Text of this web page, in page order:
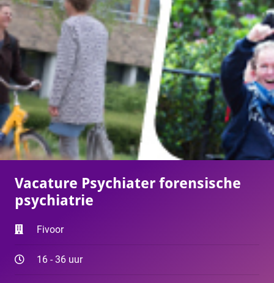
Vacature Psychiater forensische
psychiatrie
Fivoor
16 - 36 uur